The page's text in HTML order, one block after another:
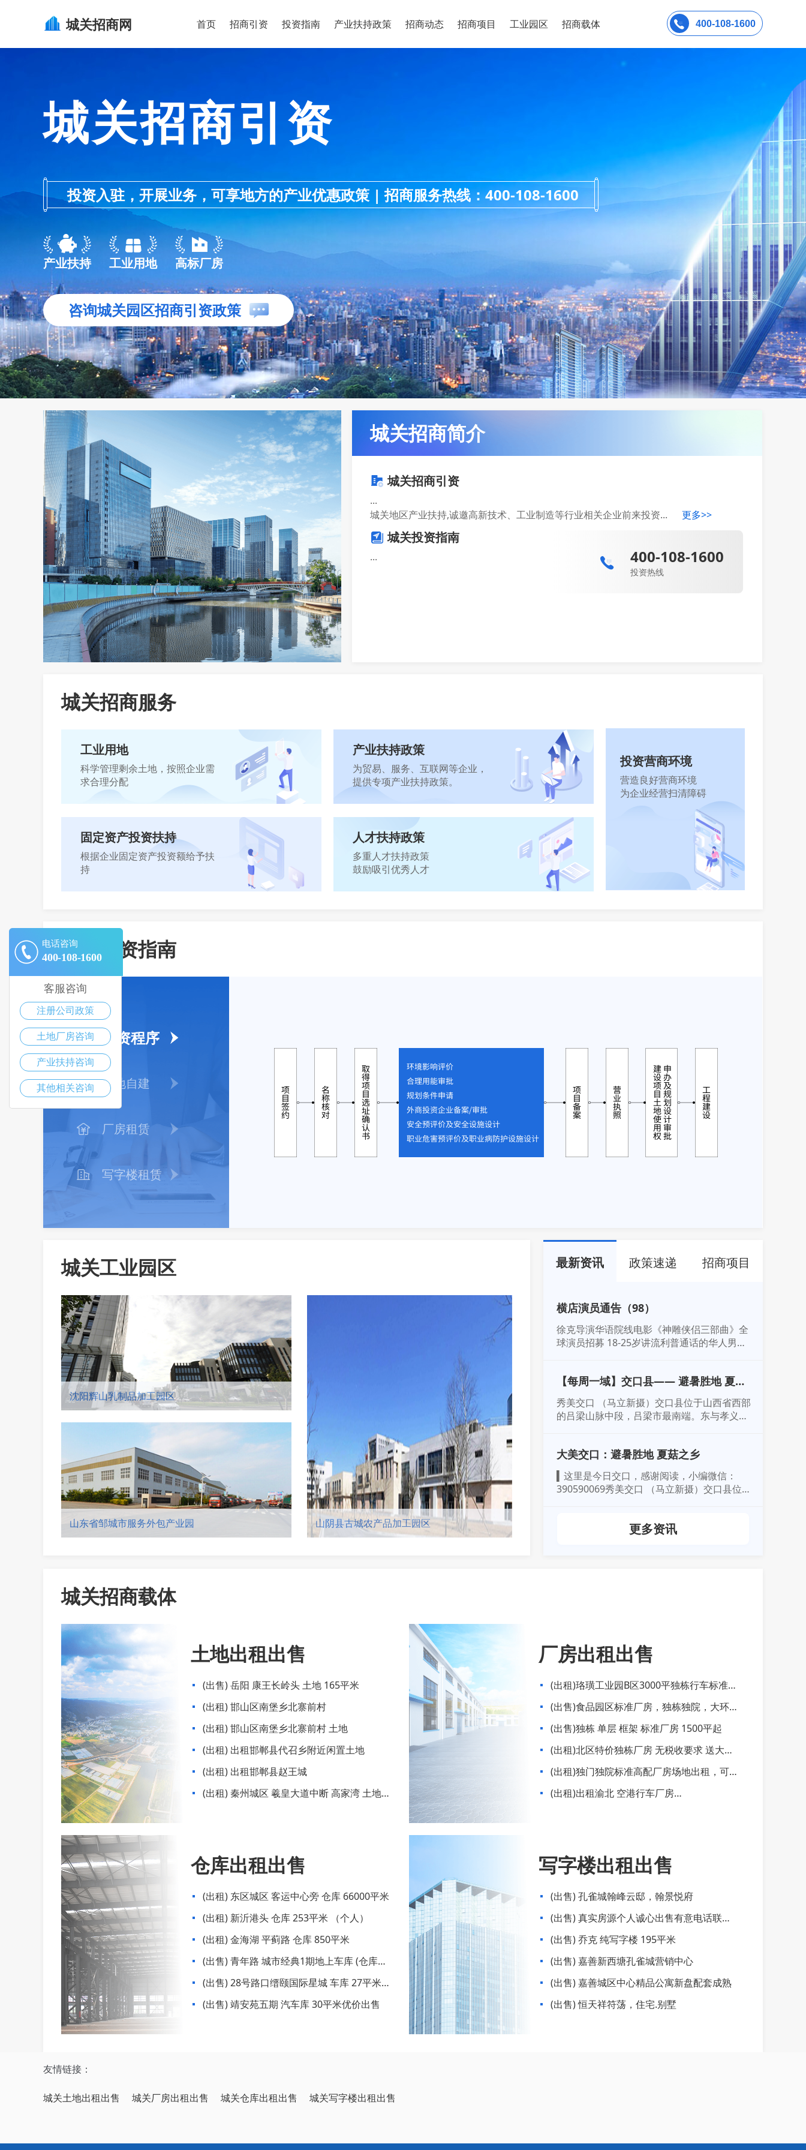
城关招商网 首页 招商引资 投资指南 产业扶持政策 招商动态 招商项目 工业园区 招商载体 400-108-1600
城关招商引资
投资入驻，开展业务，可享地方的产业优惠政策 | 招商服务热线：400-108-1600
产业扶持 工业用地 高标厂房
咨询城关园区招商引资政策
城关招商简介
城关招商引资
...
城关地区产业扶持,诚邀高新技术、工业制造等行业相关企业前来投资...
更多>>
城关投资指南
... 400-108-1600
投资热线
城关招商服务
工业用地
科学管理剩余土地，按照企业需
求合理分配
立即咨询
产业扶持政策
为贸易、服务、互联网等企业，
提供专项产业扶持政策。
立即咨询
固定资产投资扶持
根据企业固定资产投资额给予扶
持
人才扶持政策
多重人才扶持政策
鼓励吸引优秀人才
投资营商环境
营造良好营商环境
为企业经营扫清障碍
城关投资指南
投资程序
买地自建
厂房租赁
写字楼租赁
城关工业园区
沈阳辉山乳制品加工园区
山东省邹城市服务外包产业园 山阴县古城农产品加工园区
最新资讯 政策速递 招商项目
横店演员通告（98）
徐克导演华语院线电影《神雕侠侣三部曲》全
球演员招募 18-25岁讲流利普通话的华人男女
期间:2019年6月-2020年2月演员培训期:2019
年3月-5月所有候选人必于2019年3月1日时满
18周岁且有演员培训和电...
【每周一域】交口县—— 避暑胜地 夏菇
之乡
秀美交口 （马立新摄）交口县位于山西省西部
的吕梁山脉中段，吕梁市最南端。东与孝义、
1257.61平方公里，人口12.6万人。2017年，
交口县辖4镇3乡，95个行政村，381个自然
村。县政府驻水头镇。县域地势起伏，群...
大美交口：避暑胜地 夏菇之乡
▍这里是今日交口，感谢阅读，小编微信：
390590069秀美交口 （马立新摄）交口县位
壤，西与石楼毗邻，北与中阳相连。1971年5
更多资讯
城关招商载体
土地出租出售
(出售) 岳阳 康王长岭头 土地 165平米
(出租) 邯山区南堡乡北寨前村
(出租) 邯山区南堡乡北寨前村 土地
(出租) 出租邯郸县代召乡附近闲置土地
(出租) 出租邯郸县赵王城
(出租) 秦州城区 羲皇大道中断 高家湾 土地
厂房出租出售
(出租)珞璜工业园B区3000平独栋行车标准厂
房出租
(出售)食品园区标准厂房，独栋独院，大环评
已过，准现房招商
(出售)独栋 单层 框架 标准厂房 1500平起
(出租)北区特价独栋厂房 无税收要求 送大坝
子 层高8米 交通方便
(出租)独门独院标准高配厂房场地出租，可分
租（个人信息)
(出租)出租渝北 空港行车厂房
仓库出租出售
(出租) 东区城区 客运中心旁 仓库 66000平米
(出租) 新沂港头 仓库 253平米 （个人）
(出租) 金海湖 平蓟路 仓库 850平米
(出售) 青年路 城市经典1期地上车库 (仓库
)23平米
(出售) 28号路口缙颐国际星城 车库 27平米出
售
(出售) 靖安苑五期 汽车库 30平米优价出售
写字楼出租出售
(出售) 孔雀城翰峰云邸，翰景悦府
(出售) 真实房源个人诚心出售有意电话联系
我，联系我时请说是58看到的
(出售) 乔克 纯写字楼 195平米
(出售) 嘉善新西塘孔雀城营销中心
(出售) 嘉善城区中心精品公寓新盘配套成熟
(出售) 恒天祥符荡，住宅.别墅
友情链接：
城关土地出租出售 城关厂房出租出售 城关仓库出租出售 城关写字楼出租出售
电话咨询
400-108-1600
客服咨询
注册公司政策
土地厂房咨询
产业扶持咨询
其他相关咨询